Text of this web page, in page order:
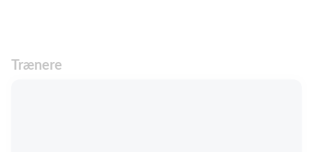
Trænere